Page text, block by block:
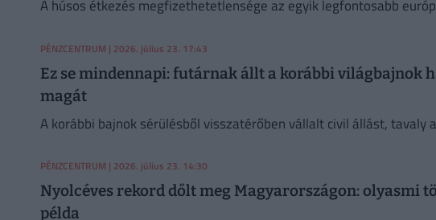
A húsos étkezés megfizethetetlensége az egyik legfontosabb
PÉNZCENTRUM | 2026. július 23. 17:43
Ez se mindennapi: futárnak állt a korábbi világbajnok
magát
A korábbi bajnok sérülésből visszatérőben vállalt civil állást, tavaly
PÉNZCENTRUM | 2026. július 23. 14:30
Nyolcéves rekord dőlt meg Magyarországon: olyasmi
példa